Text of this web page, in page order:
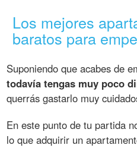
Los mejores
baratos para
Suponiendo que acabes de
todavía tengas muy poco
querrás gastarlo muy
En este punto de tu partida
lo que adquirir un